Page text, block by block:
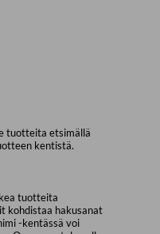
tuotteita etsimällä
kentistä.
tuotteita
kohdistaa hakusanat
-kentässä voi